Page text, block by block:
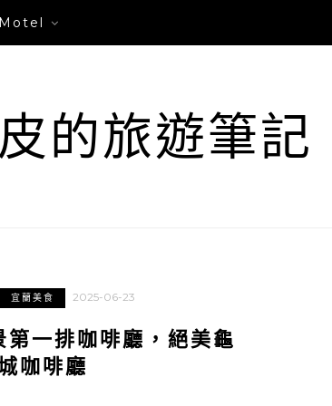
的旅遊筆記
宜蘭美食 2025-06-23
一排咖啡廳，絕美龜
咖啡廳